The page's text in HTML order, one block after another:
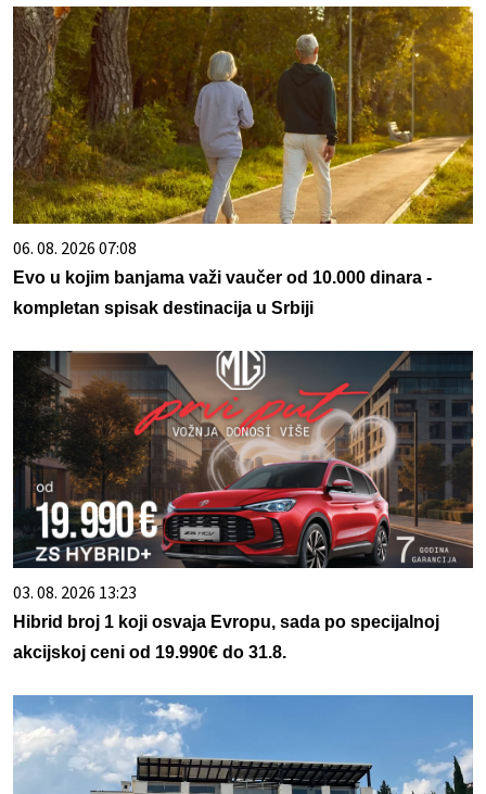
06. 08. 2026 07:08
Evo u kojim banjama važi vaučer od 10.000 dinara -
kompletan spisak destinacija u Srbiji
03. 08. 2026 13:23
Hibrid broj 1 koji osvaja Evropu, sada po specijalnoj
akcijskoj ceni od 19.990€ do 31.8.